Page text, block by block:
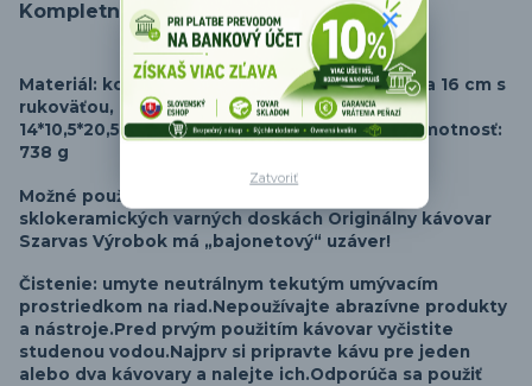
Kompletné špecifikácie
Materiál: kov, plast Rozmery: výška 20 cm;šírka 16 cm s
rukoväťou, priemer: 10,5 cm Rozmery balenia:
14*10,5*20,5 cm Hrubá hmotnosť: 815 g Čistá hmotnosť:
738 g
Možné použiť na: plynových, elektrických,
sklokeramických varných doskách Originálny kávovar
Szarvas Výrobok má „bajonetový“ uzáver!
Čistenie: umyte neutrálnym tekutým umývacím
prostriedkom na riad.Nepoužívajte abrazívne produkty
a nástroje.Pred prvým použitím kávovar vyčistite
studenou vodou.Najprv si pripravte kávu pre jeden
alebo dva kávovary a nalejte ich.Odporúča sa použiť
Zatvoriť